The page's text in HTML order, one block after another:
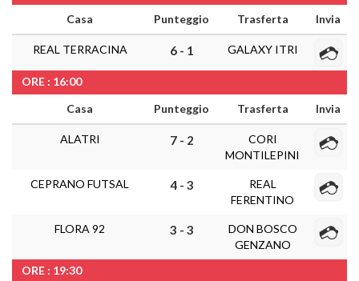
Casa
Punteggio Trasferta Invia
REAL TERRACINA 6 - 1 GALAXY ITRI
ORE : 16:00
Casa
Punteggio Trasferta Invia
ALATRI 7 - 2
CORI
MONTILEPINI
CEPRANO FUTSAL 4 - 3
REAL
FERENTINO
FLORA 92 3 - 3
DON BOSCO
GENZANO
ORE : 19:30